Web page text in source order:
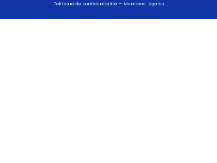
Politique de confidentialité – Mentions légales